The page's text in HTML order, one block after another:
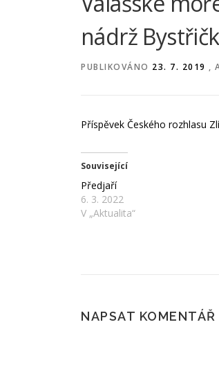
nádrž
PUBLIKOVÁNO 23. 7. 2019 ,
Příspěvek Českého rozhlasu
Související
Předjaří
6. 3. 2022
V „Aktualita“
NAPSAT KOMENTÁŘ